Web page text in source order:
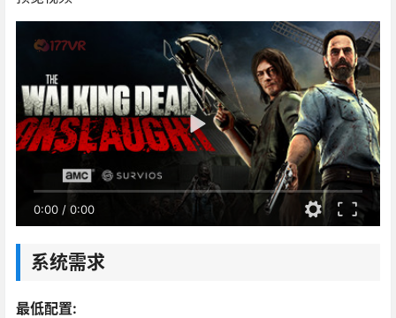
0:00 / 0:00
系统需求
最低配置: